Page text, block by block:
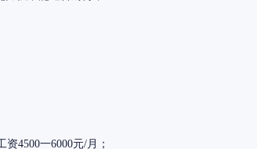
4500一6000元/月；